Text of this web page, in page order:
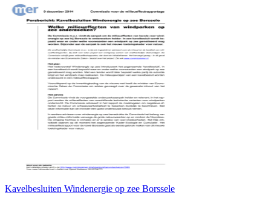
Kavelbesluiten Windenergie op zee Borssele